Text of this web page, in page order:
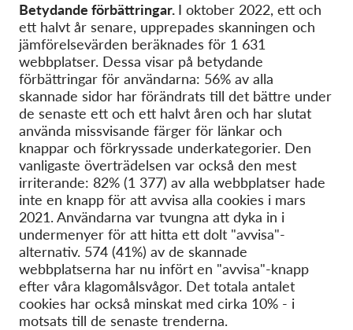
Betydande förbättringar. I oktober 2022, ett och
ett halvt år senare, upprepades skanningen och
jämförelsevärden beräknades för 1 631
webbplatser. Dessa visar på betydande
förbättringar för användarna: 56% av alla
skannade sidor har förändrats till det bättre under
de senaste ett och ett halvt åren och har slutat
använda missvisande färger för länkar och
knappar och förkryssade underkategorier. Den
vanligaste överträdelsen var också den mest
irriterande: 82% (1 377) av alla webbplatser hade
inte en knapp för att avvisa alla cookies i mars
2021. Användarna var tvungna att dyka in i
undermenyer för att hitta ett dolt "avvisa"-
alternativ. 574 (41%) av de skannade
webbplatserna har nu infört en "avvisa"-knapp
efter våra klagomålsvågor. Det totala antalet
cookies har också minskat med cirka 10% - i
motsats till de senaste trenderna.